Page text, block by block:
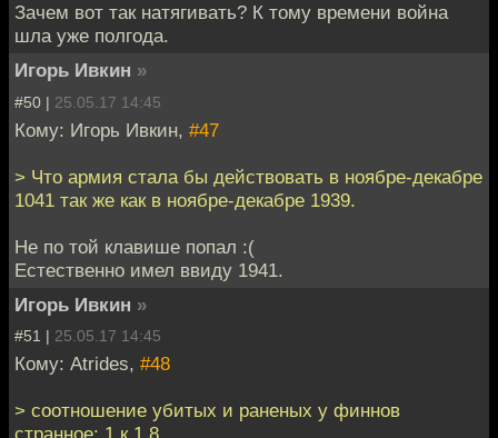
Зачем вот так натягивать? К тому времени война
шла уже полгода.
Игорь Ивкин »
#50 | 25.05.17 14:45
Кому: Игорь Ивкин, #47
> Что армия стала бы действовать в ноябре-декабре
1041 так же как в ноябре-декабре 1939.
Не по той клавише попал :(
Естественно имел ввиду 1941.
Игорь Ивкин »
#51 | 25.05.17 14:45
Кому: Atrides, #48
> соотношение убитых и раненых у финнов
странное: 1 к 1,8.